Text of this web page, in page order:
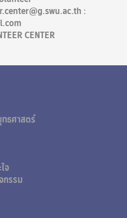
:
CENTER
รนิสิต
ธศาสตร์
จ
กรรม